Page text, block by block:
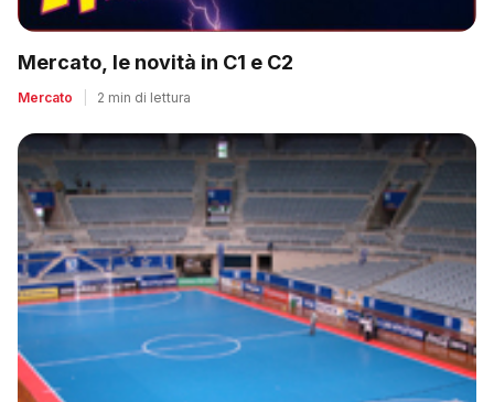
Mercato, le novità in C1 e C2
Mercato 2 min di lettura